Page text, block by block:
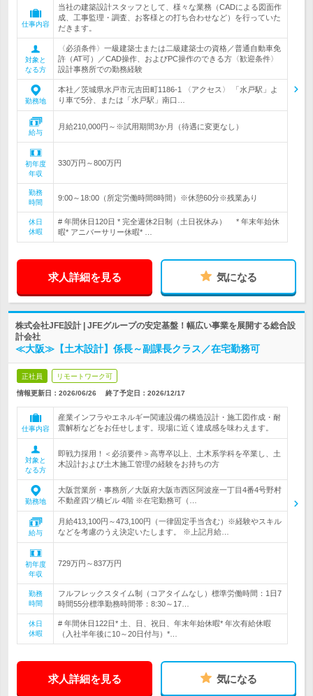
仕事内容
当社の建築設計スタッフとして、様々な業務（CADによる図面作
成、工事監理・調査、お客様との打ち合わせなど）を行っていた
だきます。
対象と
なる方
〈必須条件〉一級建築士または二級建築士の資格／普通自動車免
許（AT可）／CAD操作、およびPC操作のできる方〈歓迎条件〉
設計事務所での勤務経験
勤務地
本社／茨城県水戸市元吉田町1186-1 〈アクセス〉 「水戸駅」よ
り車で5分、または「水戸駅」南口…
給与
月給210,000円～※試用期間3か月（待遇に変更なし）
初年度
年収
330万円～800万円
勤務
時間
9:00～18:00（所定労働時間8時間）※休憩60分※残業あり
休日
休暇
# 年間休日120日 * 完全週休2日制（土日祝休み） * 年末年始休
暇* アニバーサリー休暇* …
求人詳細を見る 気になる
株式会社JFE設計 | JFEグループの安定基盤！幅広い事業を展開する総合設
計会社
≪大阪≫【土木設計】係長～副課長クラス／在宅勤務可
正社員 リモートワーク可
情報更新日：2026/06/26 終了予定日： 2026/12/17
仕事内容
産業インフラやエネルギー関連設備の構造設計・施工図作成・耐
震解析などをお任せします。現場に近く達成感を味わえます。
対象と
なる方
即戦力採用！＜必須要件＞高専卒以上、土木系学科を卒業し、土
木設計および土木施工管理の経験をお持ちの方
勤務地
大阪営業所・事務所／大阪府大阪市西区阿波座一丁目4番4号野村
不動産四ツ橋ビル 4階 ※在宅勤務可（…
給与
月給413,100円～473,100円（一律固定手当含む）※経験やスキル
などを考慮のうえ決定いたします。 ※上記月給…
初年度
年収
729万円～837万円
勤務
時間
フルフレックスタイム制（コアタイムなし）標準労働時間：1日7
時間55分標準勤務時間帯：8:30～17…
休日
休暇
# 年間休日122日* 土、日、祝日、年末年始休暇* 年次有給休暇
（入社半年後に10～20日付与）*…
求人詳細を見る 気になる